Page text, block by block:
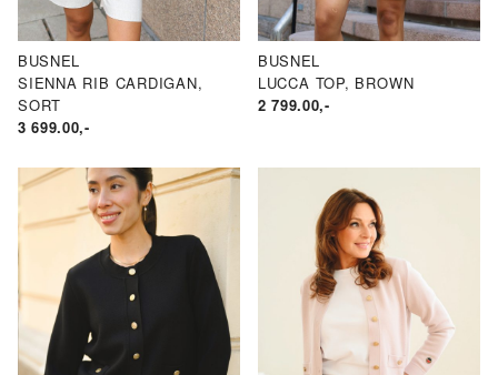
BUSNEL
SIENNA RIB CARDIGAN,
SORT
3 699.00,-
BUSNEL
LUCCA TOP, BROWN
2 799.00,-